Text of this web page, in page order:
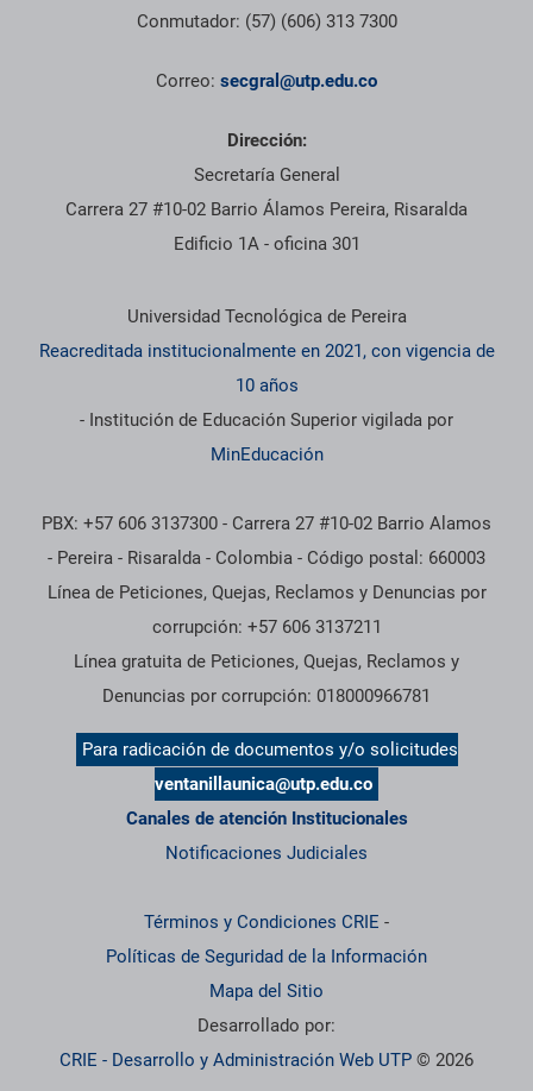
Conmutador: (57) (606) 313 7300
Correo: secgral@utp.edu.co
Dirección:
Secretaría General
Carrera 27 #10-02 Barrio Álamos Pereira, Risaralda
Edificio 1A - oficina 301
Información institucional
Universidad Tecnológica de Pereira
Reacreditada institucionalmente en 2021, con vigencia de
10 años
- Institución de Educación Superior vigilada por
MinEducación
PBX: +57 606 3137300 - Carrera 27 #10-02 Barrio Alamos
- Pereira - Risaralda - Colombia - Código postal: 660003
Línea de Peticiones, Quejas, Reclamos y Denuncias por
corrupción: +57 606 3137211
Línea gratuita de Peticiones, Quejas, Reclamos y
Denuncias por corrupción: 018000966781
Para radicación de documentos y/o solicitudes
ventanillaunica@utp.edu.co
Canales de atención Institucionales
Notificaciones Judiciales
Términos y Condiciones CRIE -
Políticas de Seguridad de la Información
Mapa del Sitio
Desarrollado por:
CRIE - Desarrollo y Administración Web UTP © 2026